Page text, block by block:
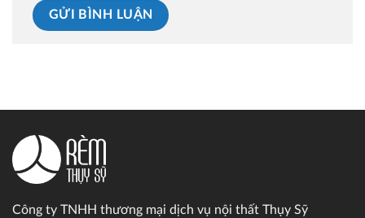
Công ty TNHH thương mại dịch vụ nội thất Thụy Sỹ